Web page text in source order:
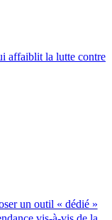
affaiblit la lutte contre
un outil « dédié »